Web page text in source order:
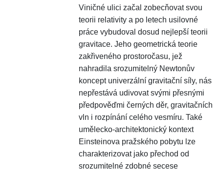
Viničné ulici začal zobecňovat svou
teorii relativity a po letech usilovné
práce vybudoval dosud nejlepší teorii
gravitace. Jeho geometrická teorie
zakřiveného prostoročasu, jež
nahradila srozumitelný Newtonův
koncept univerzální gravitační síly, nás
nepřestává udivovat svými přesnými
předpověďmi černých děr, gravitačních
vln i rozpínání celého vesmíru. Také
umělecko-architektonický kontext
Einsteinova pražského pobytu lze
charakterizovat jako přechod od
srozumitelné zdobné secese